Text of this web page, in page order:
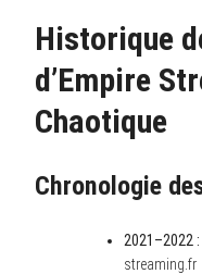
Historique
d’Empire
Chaotique
Chronologie
2021–2022 :
streaming.fr